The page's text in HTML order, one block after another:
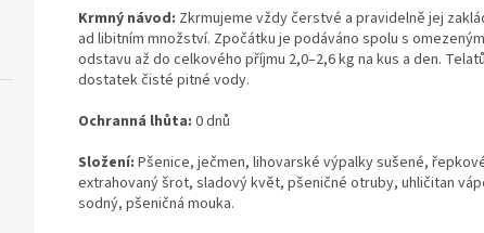
Krmný návod: Zkrmujeme vždy čerstvé a pravidelně jej
ad libitním množství. Zpočátku je podáváno spolu s
odstavu až do celkového příjmu 2,0–2,6 kg na kus a den.
dostatek čisté pitné vody.
Ochranná lhůta: 0 dnů
Složení: Pšenice, ječmen, lihovarské výpalky sušené,
extrahovaný šrot, sladový květ, pšeničné otruby, uhličitan
sodný, pšeničná mouka.